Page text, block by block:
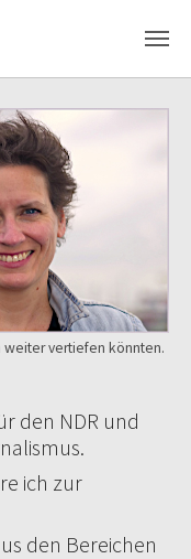
weiter vertiefen könnten.
den NDR und
ich zur
den Bereichen